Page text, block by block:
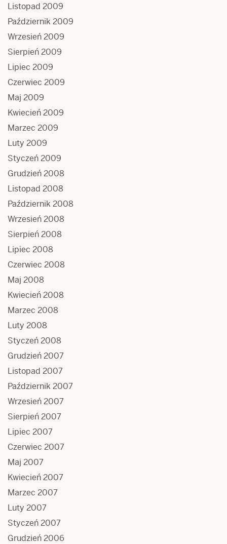
Listopad 2009
Październik 2009
Wrzesień 2009
Sierpień 2009
Lipiec 2009
Czerwiec 2009
Maj 2009
Kwiecień 2009
Marzec 2009
Luty 2009
Styczeń 2009
Grudzień 2008
Listopad 2008
Październik 2008
Wrzesień 2008
Sierpień 2008
Lipiec 2008
Czerwiec 2008
Maj 2008
Kwiecień 2008
Marzec 2008
Luty 2008
Styczeń 2008
Grudzień 2007
Listopad 2007
Październik 2007
Wrzesień 2007
Sierpień 2007
Lipiec 2007
Czerwiec 2007
Maj 2007
Kwiecień 2007
Marzec 2007
Luty 2007
Styczeń 2007
Grudzień 2006